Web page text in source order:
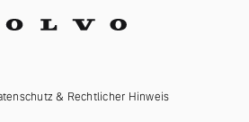
& Rechtlicher Hinweis